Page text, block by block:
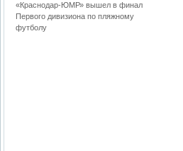
«Краснодар-ЮМР» вышел в финал
Первого дивизиона по пляжному
футболу